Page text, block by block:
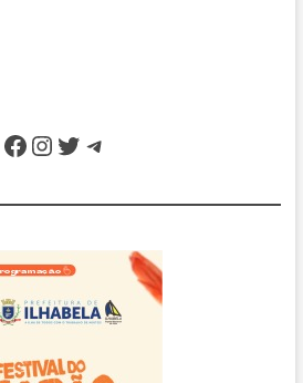
Facebook
Instagram
Twitter
Telegram